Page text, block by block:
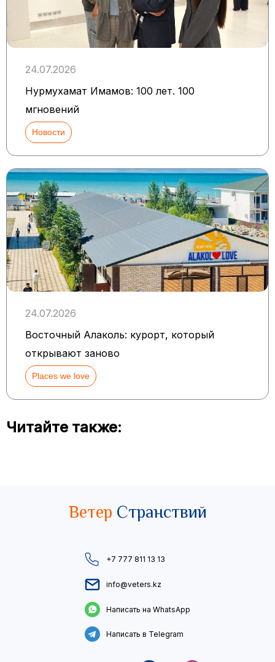
24.07.2026
Нурмухамат Имамов: 100 лет. 100
мгновений
Новости
24.07.2026
Восточный Алаколь: курорт, который
открывают заново
Places we love
Читайте также:
Ветер Странствий
+7 777 811 13 13
info@veters.kz
Написать на WhatsApp
Написать в Telegram